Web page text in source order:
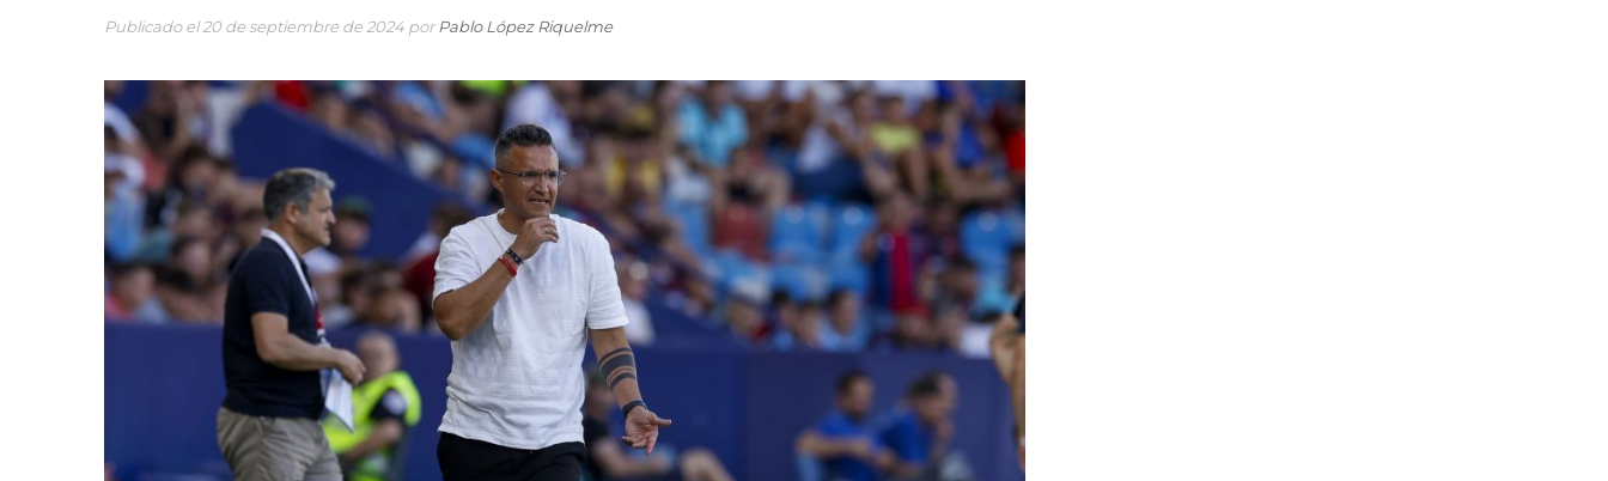
Publicado el 20 de septiembre de 2024 porPablo López Riquelme